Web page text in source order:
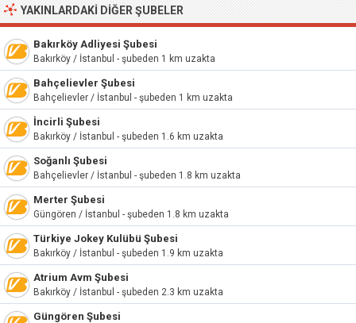
YAKINLARDAKI DIĞER ŞUBELER
Bakırköy Adliyesi Şubesi
Bakırköy / İstanbul - şubeden 1 km uzakta
Bahçelievler Şubesi
Bahçelievler / İstanbul - şubeden 1 km uzakta
İncirli Şubesi
Bakırköy / İstanbul - şubeden 1.6 km uzakta
Soğanlı Şubesi
Bahçelievler / İstanbul - şubeden 1.8 km uzakta
Merter Şubesi
Güngören / İstanbul - şubeden 1.8 km uzakta
Türkiye Jokey Kulübü Şubesi
Bakırköy / İstanbul - şubeden 1.9 km uzakta
Atrium Avm Şubesi
Bakırköy / İstanbul - şubeden 2.3 km uzakta
Güngören Şubesi